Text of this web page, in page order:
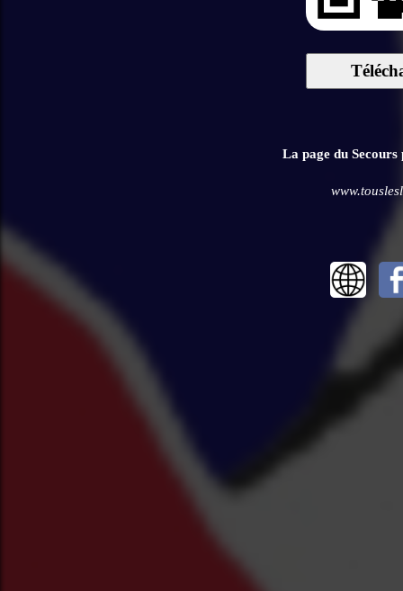
La page du Secours